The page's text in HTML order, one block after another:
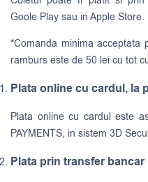
Goole Play sau in Apple Store.
*Comanda minima acceptata
ramburs este de 50 lei cu tot
Plata online cu cardul, la
Plata online cu cardul este
PAYMENTS, in sistem 3D
Plata prin transfer bancar